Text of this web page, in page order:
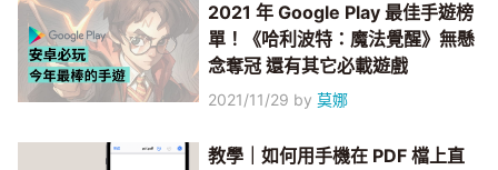
2021 年 Google Play 最佳手遊榜
單！《哈利波特：魔法覺醒》無懸
念奪冠 還有其它必載遊戲
2021/11/29 by莫娜
教學｜如何用手機在 PDF 檔上直